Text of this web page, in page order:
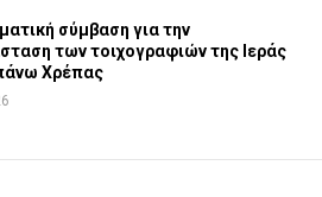
σύμβαση για την
των τοιχογραφιών της Ιεράς
Χρέπας